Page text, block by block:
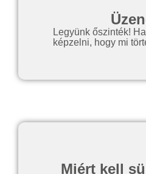
Legyünk őszinték!
képzelni, hogy mi
Miért kell